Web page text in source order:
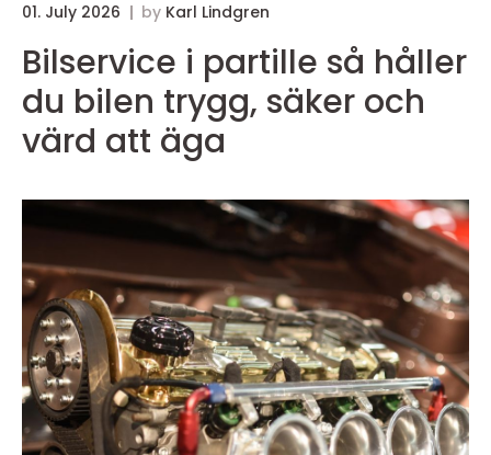
01. July 2026 by Karl Lindgren
Bilservice i partille så håller
du bilen trygg, säker och
värd att äga